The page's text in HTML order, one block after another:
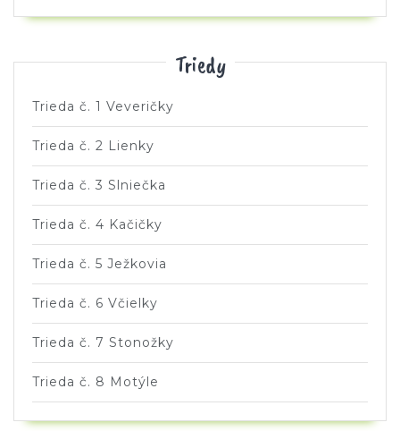
Triedy
Trieda č. 1 Veveričky
Trieda č. 2 Lienky
Trieda č. 3 Slniečka
Trieda č. 4 Kačičky
Trieda č. 5 Ježkovia
Trieda č. 6 Včielky
Trieda č. 7 Stonožky
Trieda č. 8 Motýle